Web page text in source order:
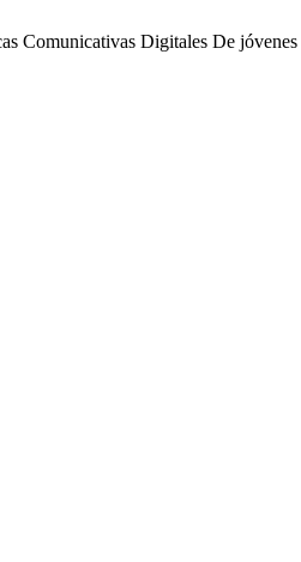
Comunicativas Digitales De